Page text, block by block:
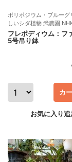
ポリポジウム・ブルーグ
しいシダ植物 武農園
年7月号掲載
フレポディウム：フ
5号吊り鉢
カ
お気に入り追